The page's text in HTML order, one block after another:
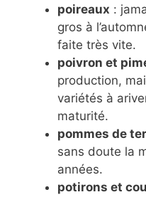
poireaux :
gros à
faite très vite.
poivron et
production,
variétés à
maturité.
pommes de
sans doute la
années.
potirons et